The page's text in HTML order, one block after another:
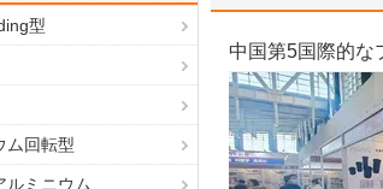
型
ム回転型
ルミニウム
中国第5国際的な